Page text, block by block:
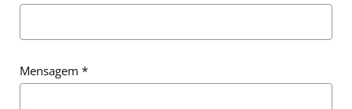
Mensagem *